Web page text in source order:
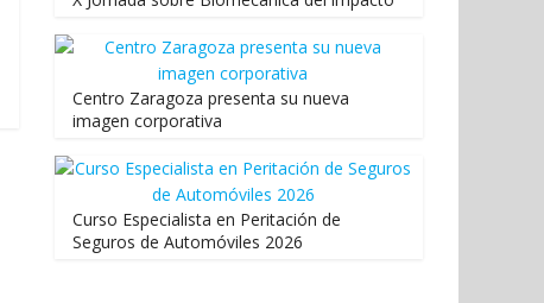
Centro Zaragoza presenta su nueva
imagen corporativa
Curso Especialista en Peritación de
Seguros de Automóviles 2026